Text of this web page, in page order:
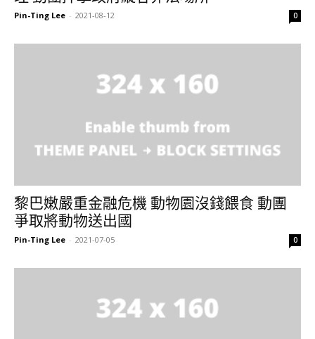
Pin-Ting Lee - 2021-08-12 0
黎巴嫩嚴重金融危機 動物園沒錢餵食 動團
爭取將動物送出國
Pin-Ting Lee - 2021-07-05 0